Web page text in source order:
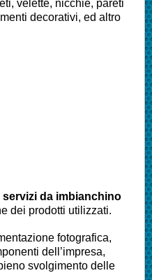
velette, nicchie, pareti
decorativi, ed altro
servizi da imbianchino
dei prodotti utilizzati.
fotografica,
dell’impresa,
svolgimento delle